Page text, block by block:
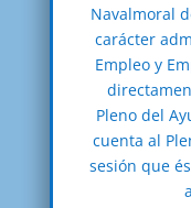
Navalmoral
carácter
Empleo y
Pleno del
cuenta al
sesión que